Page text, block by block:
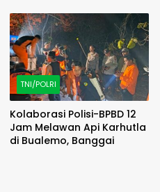
TNI/POLRI
Kolaborasi Polisi-BPBD 12
Jam Melawan Api Karhutla
di Bualemo, Banggai